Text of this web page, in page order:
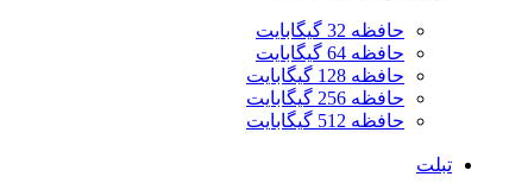
حافظه 32 گیگابایت
حافظه 64 گیگابایت
حافظه 128 گیگابایت
حافظه 256 گیگابایت
حافظه 512 گیگابایت
تبلت